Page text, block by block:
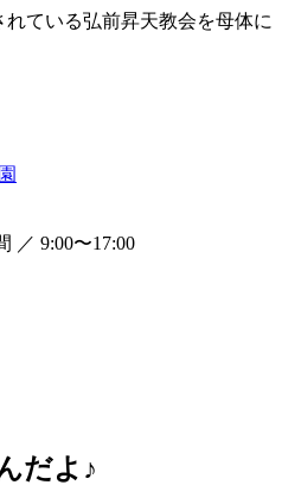
ている弘前昇天教会を母体に
／ 9:00〜17:00
だよ♪